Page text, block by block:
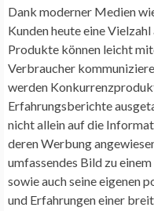
Dank moderner Medien
Kunden heute eine
Produkte können leicht
Verbraucher
werden
Erfahrungsberichte
nicht allein auf die
deren Werbung
umfassendes Bild zu
sowie auch seine eigenen
und Erfahrungen einer